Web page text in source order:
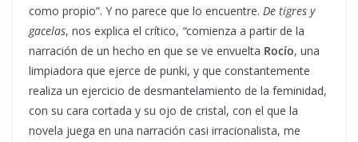
como propio”. Y no parece que lo encuentre. De tigres y
gacelas, nos explica el crítico, “comienza a partir de la
narración de un hecho en que se ve envuelta Rocío, una
limpiadora que ejerce de punki, y que constantemente
realiza un ejercicio de desmantelamiento de la feminidad,
con su cara cortada y su ojo de cristal, con el que la
novela juega en una narración casi irracionalista, me